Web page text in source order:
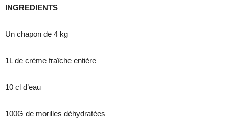
INGREDIENTS
Un chapon de 4 kg
1L de crème fraîche entière
10 cl d’eau
100G de morilles déhydratées